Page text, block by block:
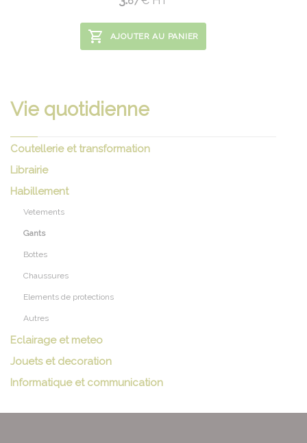
AJOUTER AU PANIER
Vie quotidienne
Coutellerie et transformation
Librairie
Habillement
Vetements
Gants
Bottes
Chaussures
Elements de protections
Autres
Eclairage et meteo
Jouets et decoration
Informatique et communication